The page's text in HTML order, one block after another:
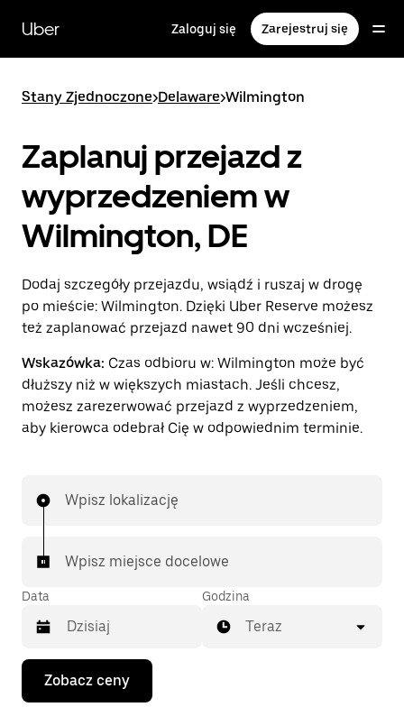
głównej
zawartości
Uber Zaloguj się Zarejestruj się
Stany Zjednoczone>Delaware>Wilmington
Zaplanuj przejazd z
wyprzedzeniem w
Wilmington, DE
Dodaj szczegóły przejazdu, wsiądź i ruszaj w drogę
po mieście: Wilmington. Dzięki Uber Reserve możesz
też zaplanować przejazd nawet 90 dni wcześniej.
Wskazówka: Czas odbioru w: Wilmington może być
dłuższy niż w większych miastach. Jeśli chcesz,
możesz zarezerwować przejazd z wyprzedzeniem,
aby kierowca odebrał Cię w odpowiednim terminie.
Wpisz lokalizację
Wpisz miejsce docelowe
Data
Naciśnij
klawisz
strzałki
Godzina
Teraz
Zobacz ceny